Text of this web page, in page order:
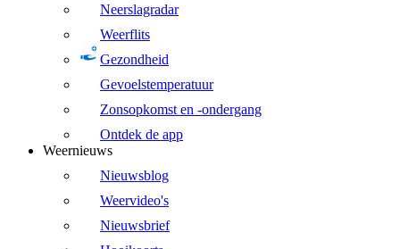
Neerslagradar
Weerflits
Gezondheid
Gevoelstemperatuur
Zonsopkomst en -ondergang
Ontdek de app
Weernieuws
Nieuwsblog
Weervideo's
Nieuwsbrief